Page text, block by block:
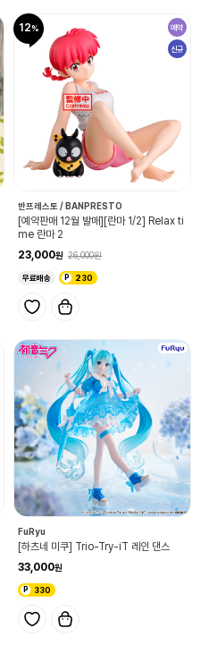
12 예약
신규
반프레스토 / BANPRESTO
[예약판매 12월 발매][란마 1/2] Relax ti
me 란마 2
23,000
26,000
무료배송 230
FuRyu
[하츠네 미쿠] Trio-Try-iT 레인 댄스
33,000
330